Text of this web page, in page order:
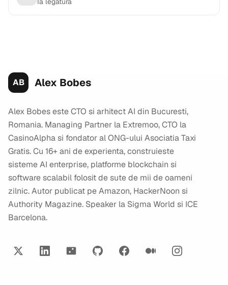
AB Alex Bobes
Alex Bobes este CTO si arhitect AI din Bucuresti,
Romania. Managing Partner la Extremoo, CTO la
CasinoAlpha si fondator al ONG-ului Asociatia Taxi
Gratis. Cu 16+ ani de experienta, construieste
sisteme AI enterprise, platforme blockchain si
software scalabil folosit de sute de mii de oameni
zilnic. Autor publicat pe Amazon, HackerNoon si
Authority Magazine. Speaker la Sigma World si ICE
Barcelona.